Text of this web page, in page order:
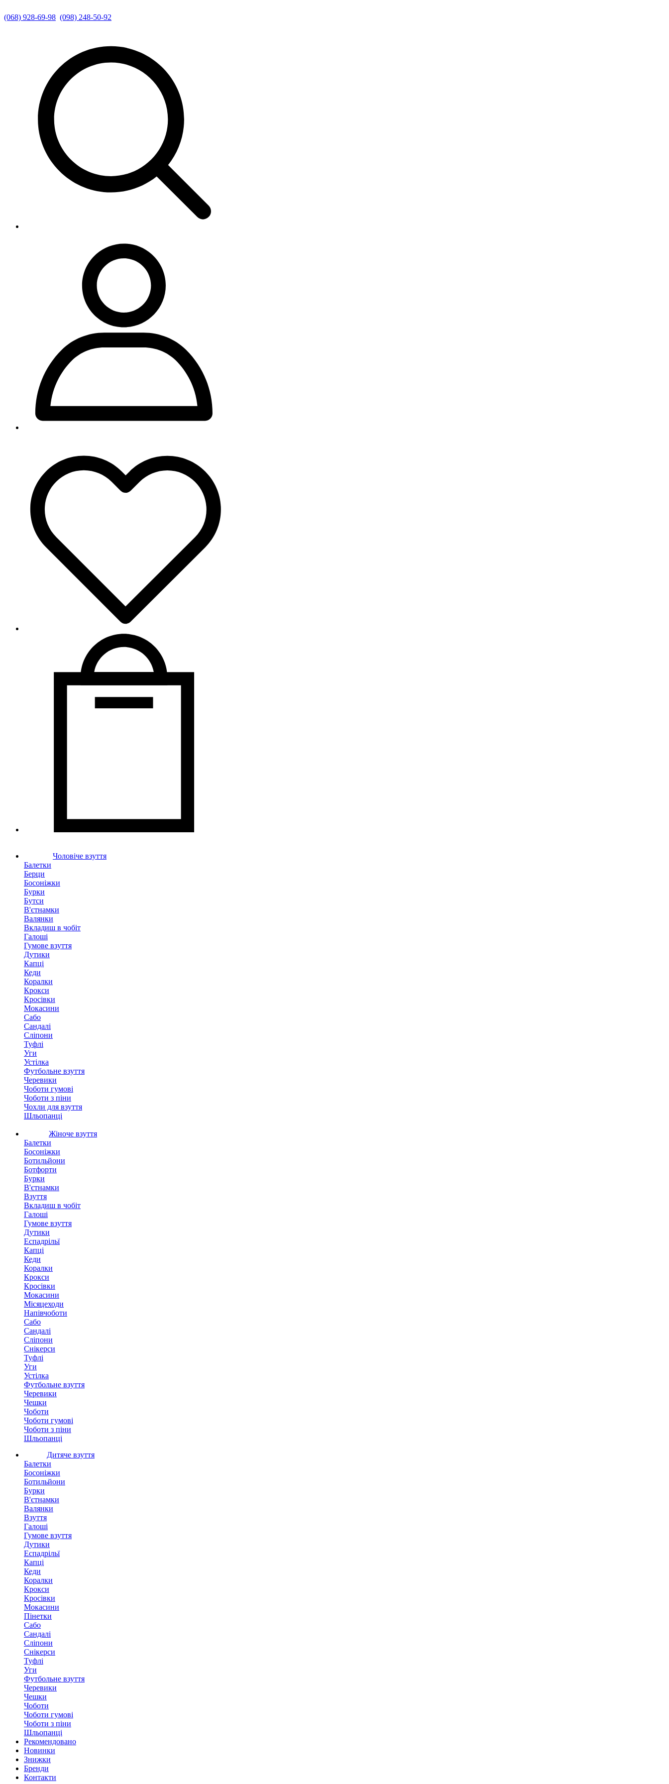
(068) 928-69-98 (098) 248-50-92
Чоловіче взуття
Балетки
Берци
Босоніжки
Бурки
Бутси
В'єтнамки
Валянки
Вкладиш в чобіт
Галоші
Гумове взуття
Дутики
Капці
Кеди
Коралки
Крокси
Кросівки
Мокасини
Сабо
Сандалі
Сліпони
Туфлі
Уги
Устілка
Футбольне взуття
Черевики
Чоботи гумові
Чоботи з піни
Чохли для взуття
Шльопанці
Жіноче взуття
Балетки
Босоніжки
Ботильйони
Ботфорти
Бурки
В'єтнамки
Взуття
Вкладиш в чобіт
Галоші
Гумове взуття
Дутики
Еспадрільї
Капці
Кеди
Коралки
Крокси
Кросівки
Мокасини
Місяцеходи
Напівчоботи
Сабо
Сандалі
Сліпони
Снікерси
Туфлі
Уги
Устілка
Футбольне взуття
Черевики
Чешки
Чоботи
Чоботи гумові
Чоботи з піни
Шльопанці
Дитяче взуття
Балетки
Босоніжки
Ботильйони
Бурки
В'єтнамки
Валянки
Взуття
Галоші
Гумове взуття
Дутики
Еспадрільї
Капці
Кеди
Коралки
Крокси
Кросівки
Мокасини
Пінетки
Сабо
Сандалі
Сліпони
Снікерси
Туфлі
Уги
Футбольне взуття
Черевики
Чешки
Чоботи
Чоботи гумові
Чоботи з піни
Шльопанці
Рекомендовано
Новинки
Знижки
Бренди
Контакти